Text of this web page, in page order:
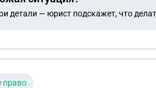
детали — юрист подскажет, что
право